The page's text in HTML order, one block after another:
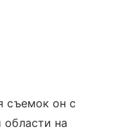
съемок он с
на